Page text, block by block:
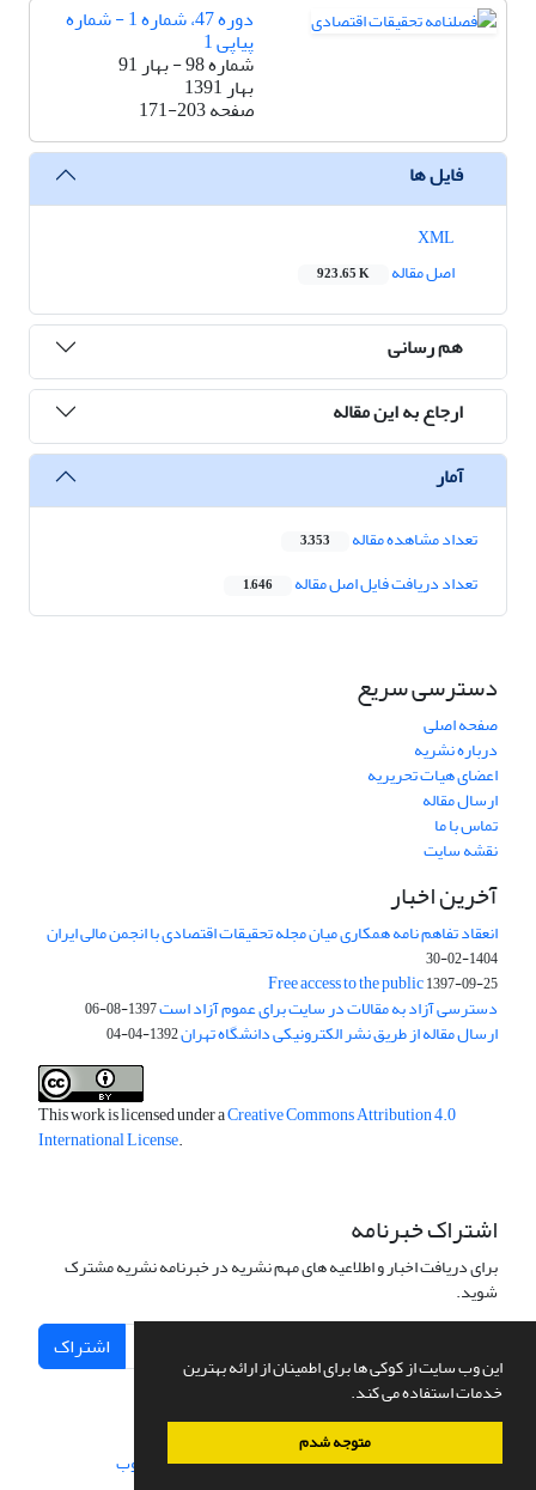
این وب سایت از کوکی ها برای اطمینان از ارائه بهترین
خدمات استفاده می کند.
متوجه شدم
دوره 47، شماره 1 - شماره
پیاپی 1
شماره 98 - بهار 91
بهار 1391
صفحه171-203
فایل ها
اصل مقاله
923.65 K
هم رسانی
ارجاع به این مقاله
آمار
تعداد مشاهده مقاله 3,353
تعداد دریافت فایل اصل مقاله 1,646
دسترسی سریع
صفحه اصلی
درباره نشریه
اعضای هیات تحریریه
ارسال مقاله
تماس با ما
نقشه سایت
آخرین اخبار
انعقاد تفاهم نامه همکاری میان مجله تحقیقات اقتصادی با انجمن مالی ایران
1404-02-30
Free access to the public1397-09-25
دسترسی آزاد به مقالات در سایت برای عموم آزاد است1397-08-06
ارسال مقاله از طریق نشر الکترونیکی دانشگاه تهران1392-04-04
This work is licensed under aCreative Commons Attribution 4.0
International License.
اشتراک خبرنامه
برای دریافت اخبار و اطلاعیه های مهم نشریه در خبرنامه نشریه مشترک
شوید.
اشتراک
سامانه مدیریت نشریات علمی.طراحی و پیاده سازی از سیناوب